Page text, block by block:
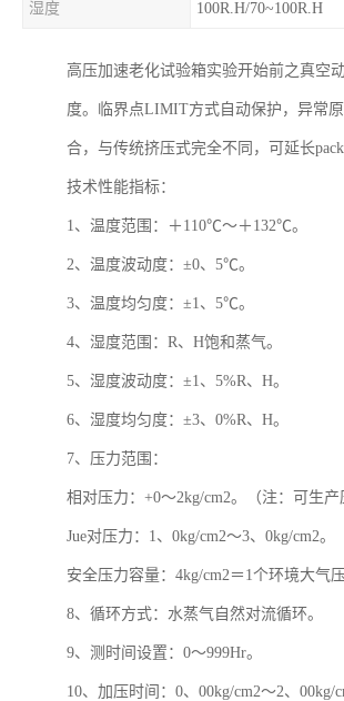
湿度 100R.H/70~100R.H
高压加速老化试验箱实验开始前之真空
度。临界点LIMIT方式自动保护，异常
合，与传统挤压式完全不同，可延长
技术性能指标：
1、温度范围：＋110℃～＋132℃。
2、温度波动度：±0、5℃。
3、温度均匀度：±1、5℃。
4、湿度范围：R、H饱和蒸气。
5、湿度波动度：±1、5%R、H。
6、湿度均匀度：±3、0%R、H。
7、压力范围：
相对压力：+0～2kg/cm2。（注：可生产
Jue对压力：1、0kg/cm2～3、0kg/cm2。
安全压力容量：4kg/cm2＝1个环境大气压
8、循环方式：水蒸气自然对流循环。
9、测时间设置：0～999Hr。
10、加压时间：0、00kg/cm2～2、00kg/